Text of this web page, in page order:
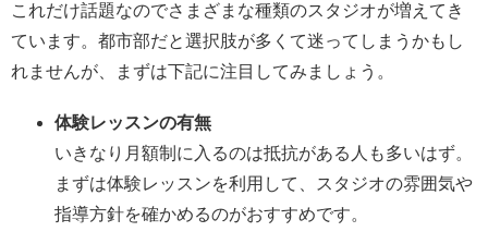
これだけ話題なのでさまざまな種類のスタジオが増えてき
ています。都市部だと選択肢が多くて迷ってしまうかもし
れませんが、まずは下記に注目してみましょう。
体験レッスンの有無
いきなり月額制に入るのは抵抗がある人も多いはず。
まずは体験レッスンを利用して、スタジオの雰囲気や
指導方針を確かめるのがおすすめです。